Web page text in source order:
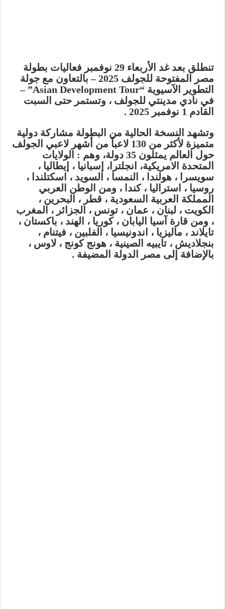
تنطلق بعد غد الأربعاء 29 نوفمبر فعاليات بطولة
مصر المفتوحة للجولف 2025 – بالتعاون مع جولة
التطوير الآسيوية “Asian Development Tour” –
في نادي مدينتي للجولف ، وتستمر حتى السبت
القادم 1 نوفمبر 2025 .
وتشهد النسخة الحالية من البطولة مشاركة دولية
متميزة لأكثر من 130 لاعباً من أشهر لاعبي الجولف
حول العالم يمثلون 35 دولة، وهم : الولايات
المتحدة الامريكية، انجلترا، إسبانيا ، إيطاليا ،
سويسرا ، هولندا ، النمسا ، السويد ، اسكتلندا ،
روسيا ، استراليا ، كندا ، ومن الوطن العربي
المملكة العربية السعودية ، قطر ، البحرين ،
الكويت ، لبنان ، عمان ، تونس ، الجزائر ، المغرب
، ومن قارة آسيا اليابان ، كوريا ، الهند ، باكستان ،
تايلاند ، ماليزيا ، اندونيسيا ، الفلبين ، فيتنام ،
بنجلاديش ، تايبيه الصينية ، هونج كونج ، لاوس ،
بالإضافة إلى مصر الدولة المضيفة .